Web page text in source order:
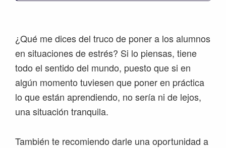
¿Qué me dices del truco de poner a los alumnos
en situaciones de estrés? Si lo piensas, tiene
todo el sentido del mundo, puesto que si en
algún momento tuviesen que poner en práctica
lo que están aprendiendo, no sería ni de lejos,
una situación tranquila.
También te recomiendo darle una oportunidad a